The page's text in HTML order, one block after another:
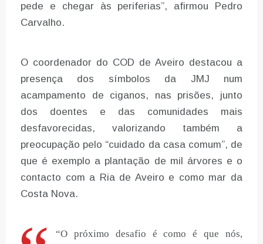
pede e chegar às periferias”, afirmou Pedro
Carvalho.
O coordenador do COD de Aveiro destacou a
presença dos símbolos da JMJ num
acampamento de ciganos, nas prisões, junto
dos doentes e das comunidades mais
desfavorecidas, valorizando também a
preocupação pelo “cuidado da casa comum”, de
que é exemplo a plantação de mil árvores e o
contacto com a Ria de Aveiro e como mar da
Costa Nova.
“O próximo desafio é como é que nós,